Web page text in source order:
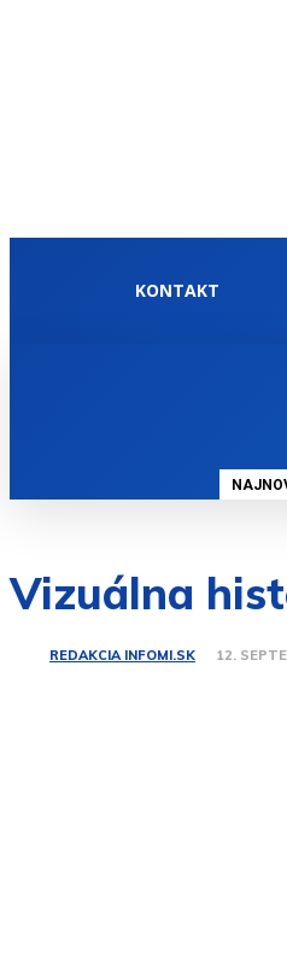
KONTAKT
Vizuálna
REDAKCIA INFOMI.SK 12.